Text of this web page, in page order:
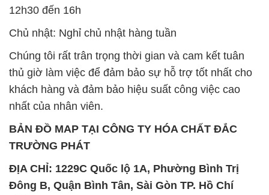
12h30 đến 16h
Chủ nhật: Nghỉ chủ nhật hàng tuần
Chúng tôi rất trân trọng thời gian và cam kết tuân
thủ giờ làm việc để đảm bảo sự hỗ trợ tốt nhất cho
khách hàng và đảm bảo hiệu suất công việc cao
nhất của nhân viên.
BẢN ĐỒ MAP TẠI CÔNG TY HÓA CHẤT ĐẮC
TRƯỜNG PHÁT
ĐỊA CHỈ: 1229C Quốc lộ 1A, Phường Bình Trị
Đông B, Quận Bình Tân, Sài Gòn TP. Hồ Chí